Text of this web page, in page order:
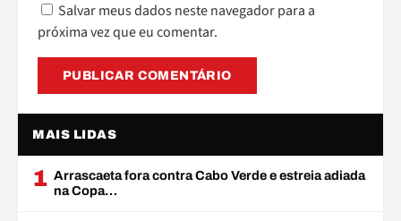
Salvar meus dados neste navegador para a
próxima vez que eu comentar.
MAIS LIDAS
1 Arrascaeta fora contra Cabo Verde e estreia adiada
na Copa…